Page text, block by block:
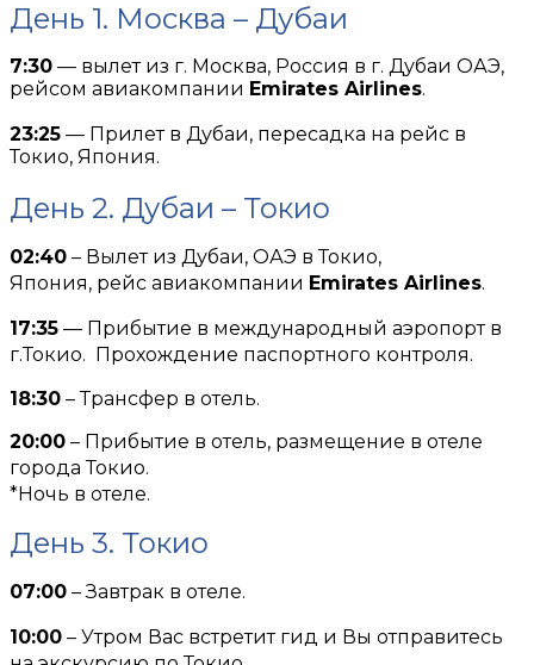
День 1. Москва – Дубаи
7:30 — вылет из г. Москва, Россия в г. Дубаи ОАЭ,
рейсом авиакомпании Emirates Airlines.
23:25 — Прилет в Дубаи, пересадка на рейс в
Токио, Япония.
День 2. Дубаи – Токио
02:40 – Вылет из Дубаи, ОАЭ в Токио,
Япония, рейс авиакомпании Emirates Airlines.
17:35 — Прибытие в международный аэропорт в
г.Токио. Прохождение паспортного контроля.
18:30 – Трансфер в отель.
20:00 – Прибытие в отель, размещение в отеле
города Токио.
*Ночь в отеле.
День 3. Токио
07:00 – Завтрак в отеле.
10:00 – Утром Вас встретит гид и Вы отправитесь